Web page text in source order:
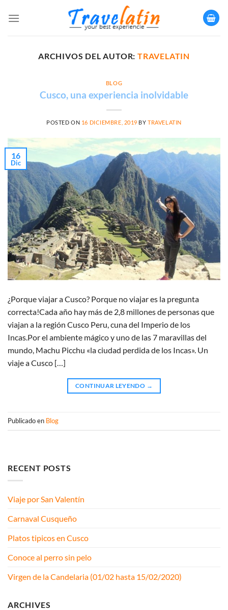
ARCHIVOS DEL AUTOR: TRAVELATIN
BLOG
Cusco, una experiencia inolvidable
POSTED ON 16 DICIEMBRE, 2019 BYTRAVELATIN
16
Dic
¿Porque viajar a Cusco? Porque no viajar es la pregunta
correcta!Cada año hay más de 2,8 millones de personas que
viajan a la región Cusco Peru, cuna del Imperio de los
Incas.Por el ambiente mágico y uno de las 7 maravillas del
mundo, Machu Picchu «la ciudad perdida de los Incas». Un
viaje a Cusco […]
CONTINUAR LEYENDO →
Publicado en Blog
RECENT POSTS
Viaje por San Valentín
Carnaval Cusqueño
Platos tipicos en Cusco
Conoce al perro sin pelo
Virgen de la Candelaria (01/02 hasta 15/02/2020)
ARCHIVES